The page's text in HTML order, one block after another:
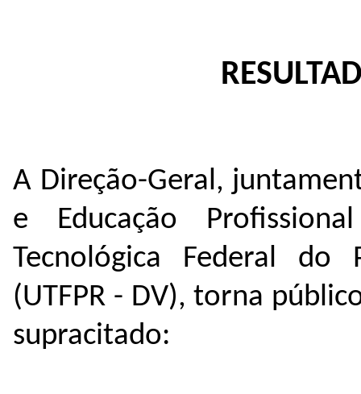
A Direção-Geral,
e Educação
Tecnológica Federal do
(UTFPR - DV), torna
supracitado: